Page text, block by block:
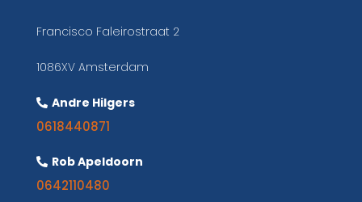
Francisco Faleirostraat 2
1086XV Amsterdam
Andre Hilgers
0618440871
Rob Apeldoorn
0642110480